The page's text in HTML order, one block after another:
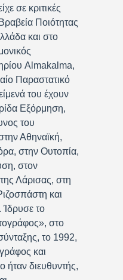
σε κριτικές
Ποιότητας
και στο
Almakalma,
Παραστατικό
του έχουν
Εξόρμηση,
του
Αθηναϊκή,
στην Ουτοπία,
στον
Λάρισας, στη
και
το
στο
το 1992,
και
ήταν διευθυντής,